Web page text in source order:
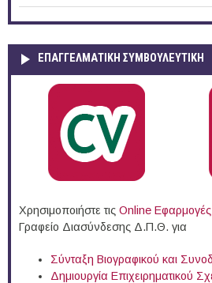
ΕΠΑΓΓΕΛΜΑΤΙΚΉ ΣΥΜΒΟΥΛΕΥΤΙΚΉ
Χρησιμοποιήστε τις Online Eφαρμογές
Γραφείο Διασύνδεσης Δ.Π.Θ. για
Σύνταξη Βιογραφικού και
Δημιουργία Επιχειρηματικού